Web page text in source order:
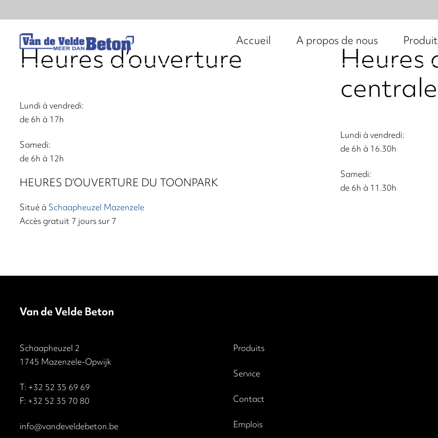
Accueil A propos de nous
Heures d’ouverture
Lundi à vendredi:
de 6h à 17h
Samedi:
de 6h à 12h
HEURES D’OUVERTURE DU TOONPARK
Situé àSchaapheuzel Mazenzele
Accès gratuit 7 jours sur 7
Heures
Lundi à vendredi:
de 6h à 16.30h
Samedi:
de 6h à 11.30h
Van de Velde Beton
Schaapheuzel 2
1745 Mazenzele-Opwijk
T:+32 52 35 69 69
F: +32 52 35 70 80
info@vandeveldebeton.be
Produits
Service
Contact
Emplois